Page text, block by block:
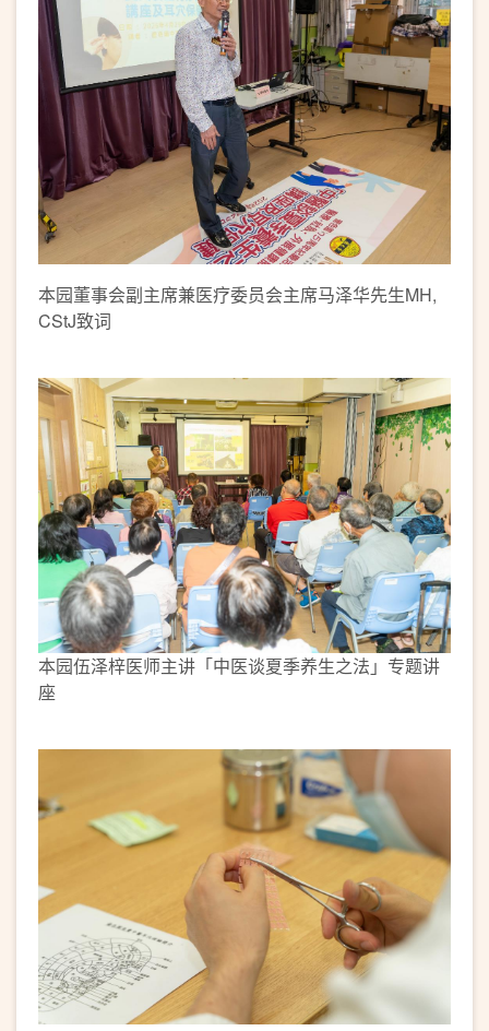
本园董事会副主席兼医疗委员会主席马泽华先生MH,
CStJ致词
本园伍泽梓医师主讲「中医谈夏季养生之法」专题讲
座